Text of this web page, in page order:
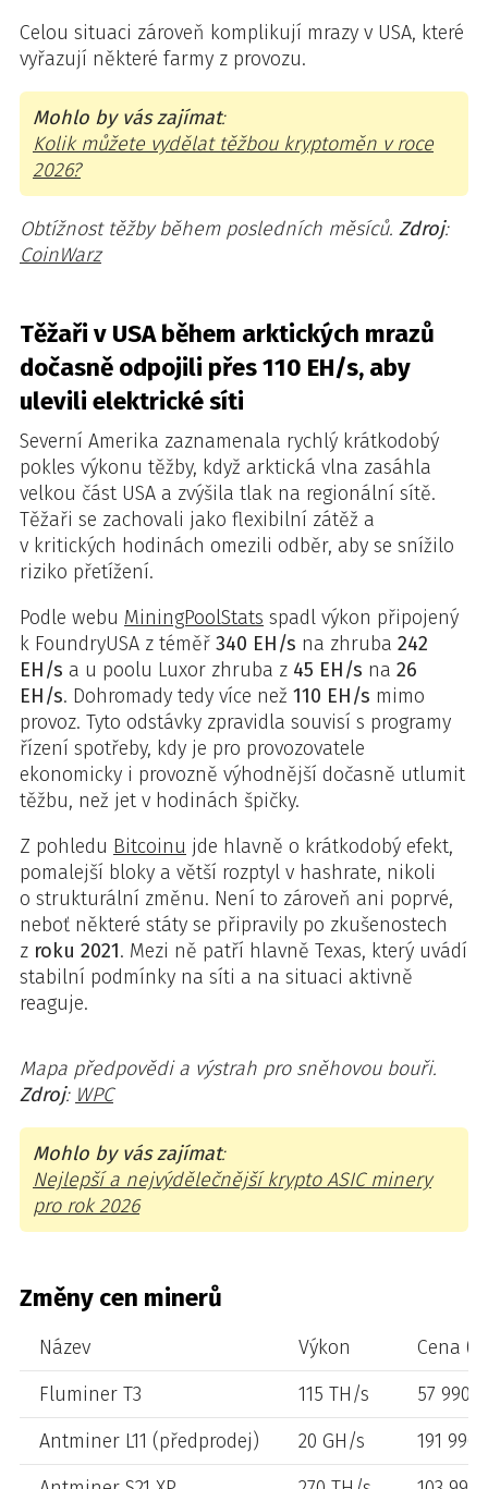
Celou situaci zároveň komplikují mrazy v USA, které
vyřazují některé farmy z provozu.
Mohlo by vás zajímat:
Kolik můžete vydělat těžbou kryptoměn v roce
2026?
Obtížnost těžby během posledních měsíců. Zdroj:
CoinWarz
Těžaři v USA během arktických mrazů
dočasně odpojili přes 110 EH/s, aby
ulevili elektrické síti
Severní Amerika zaznamenala rychlý krátkodobý
pokles výkonu těžby, když arktická vlna zasáhla
velkou část USA a zvýšila tlak na regionální sítě.
Těžaři se zachovali jako flexibilní zátěž a
v kritických hodinách omezili odběr, aby se snížilo
riziko přetížení.
Podle webu MiningPoolStats spadl výkon připojený
k FoundryUSA z téměř 340 EH/s na zhruba 242
EH/s a u poolu Luxor zhruba z 45 EH/s na 26
EH/s. Dohromady tedy více než 110 EH/s mimo
provoz. Tyto odstávky zpravidla souvisí s programy
řízení spotřeby, kdy je pro provozovatele
ekonomicky i provozně výhodnější dočasně utlumit
těžbu, než jet v hodinách špičky.
Z pohledu Bitcoinu jde hlavně o krátkodobý efekt,
pomalejší bloky a větší rozptyl v hashrate, nikoli
o strukturální změnu. Není to zároveň ani poprvé,
neboť některé státy se připravily po zkušenostech
z roku 2021. Mezi ně patří hlavně Texas, který uvádí
stabilní podmínky na síti a na situaci aktivně
reaguje.
Mapa předpovědi a výstrah pro sněhovou bouři.
Zdroj: WPC
Mohlo by vás zajímat:
Nejlepší a nejvýdělečnější krypto ASIC minery
pro rok 2026
Změny cen minerů
Název Výkon
Cena
Fluminer T3
115 TH/s
57
Antminer L11 (předprodej)
20 GH/s
191